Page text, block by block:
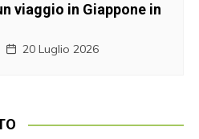
viaggio in Giappone in
20 Luglio 2026